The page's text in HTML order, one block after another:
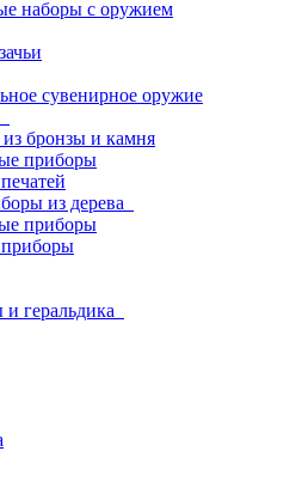
наборы с оружием
сувенирное оружие
бронзы и камня
приборы
из дерева
приборы
геральдика